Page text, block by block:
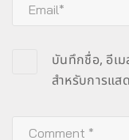
บันทึกชื่อ, อีเม
สำหรับการแส